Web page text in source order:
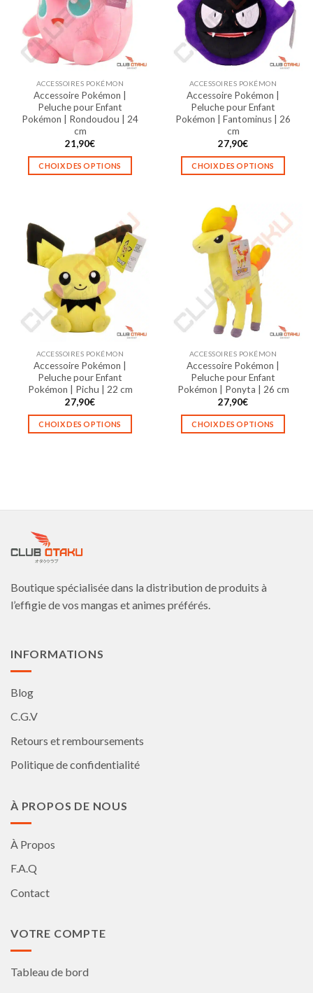
peuvent
être
choisies
page
produit
peuvent
être
choisies
sur
page
produit
ACCESSOIRES POKÉMON
Accessoire Pokémon |
Peluche pour Enfant
Pokémon | Rondoudou | 24
cm
21,90€
CHOIX DES OPTIONS
plusieurs
variations.
Les
options
peuvent
être
choisies
sur
page
du
produit
ACCESSOIRES POKÉMON
Accessoire Pokémon |
Peluche pour Enfant
Pokémon | Fantominus | 26
cm
27,90€
CHOIX DES OPTIONS
a
plusieurs
variations.
Les
options
peuvent
être
choisies
sur
page
du
produit
ACCESSOIRES POKÉMON
Accessoire Pokémon |
Peluche pour Enfant
Pokémon | Pichu | 22 cm
27,90€
CHOIX DES OPTIONS
Les
être
sur
la
ACCESSOIRES POKÉMON
Accessoire Pokémon |
Peluche pour Enfant
Pokémon | Ponyta | 26 cm
27,90€
CHOIX DES OPTIONS
Les
sur
Boutique spécialisée dans la distribution de produits à
l’effigie de vos mangas et animes préférés.
INFORMATIONS
Blog
C.G.V
Retours et remboursements
Politique de confidentialité
À PROPOS DE NOUS
À Propos
F.A.Q
Contact
VOTRE COMPTE
Tableau de bord